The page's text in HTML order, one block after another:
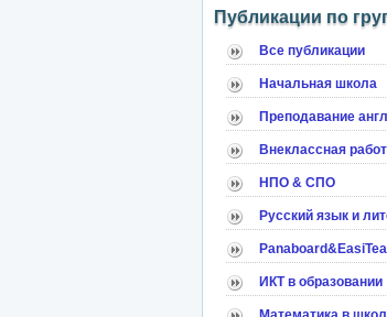
Публикации по
Все публикации
Начальная школа
Преподавание
Внеклассная
НПО & СПО
Русский язык и
ИКТ в образовании